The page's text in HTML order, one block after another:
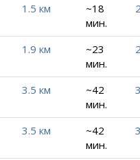
1.5 км
~18
мин.
1.9 км
~23
мин.
3.5 км
~42
мин.
3.5 км
~42
мин.